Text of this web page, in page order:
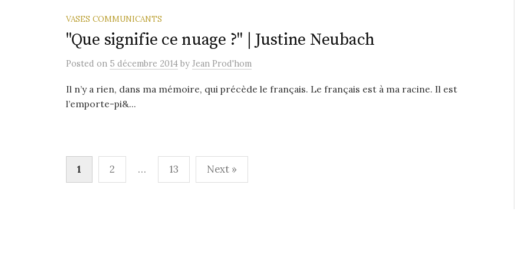
VASES COMMUNICANTS
"Que signifie ce nuage ?" | Justine Neubach
Posted on 5 décembre 2014 by Jean Prod'hom
Il n’y a rien, dans ma mémoire, qui précède le français. Le français est à ma racine. Il est
l’emporte-pi&...
Pagination
1 2 … 13 Next »